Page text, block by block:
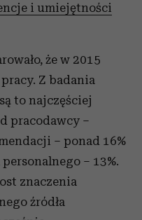
i umiejętności
że w 2015
Z badania
to najczęściej
pracodawcy –
– ponad 16%
– 13%.
znaczenia
źródła